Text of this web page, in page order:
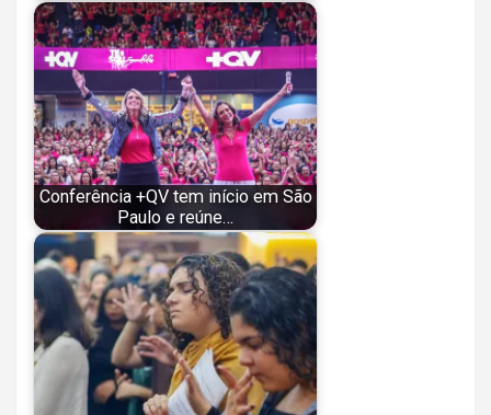
Conferência +QV tem início em São
Paulo e reúne…